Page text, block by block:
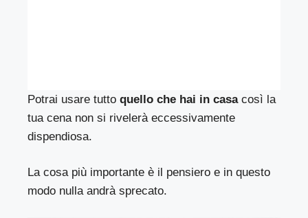
Potrai usare tutto quello che hai in casacosì la
tua cena non si rivelerà eccessivamente
dispendiosa.
La cosa più importante è il pensiero e in questo
modo nulla andrà sprecato.